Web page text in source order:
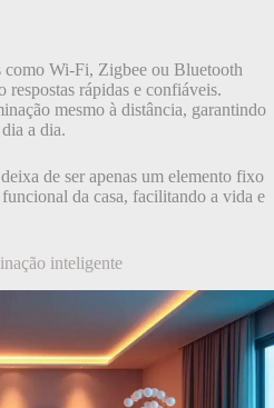
como Wi-Fi, Zigbee ou Bluetooth
respostas rápidas e confiáveis.
mesmo à distância, garantindo
a dia.
de ser apenas um elemento fixo
da casa, facilitando a vida e
inteligente